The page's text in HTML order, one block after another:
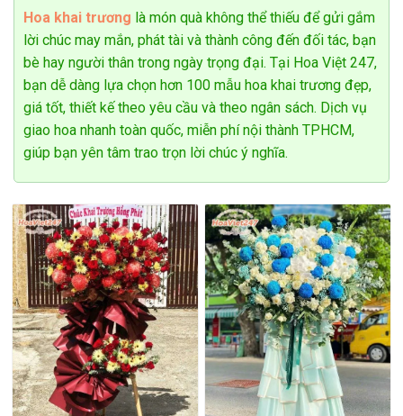
Bó hoa hướng dương tốt nghiệp
Tham khảo:Top 100 Mẫu hoa chia buồn, hoa đám tang
sang trọng nhất 2025
Hoa khai trương là món quà không thể thiếu để gửi gắm
lời chúc may mắn, phát tài và thành công đến đối tác, bạn
bè hay người thân trong ngày trọng đại. Tại Hoa Việt 247,
bạn dễ dàng lựa chọn hơn 100 mẫu hoa khai trương đẹp,
giá tốt, thiết kế theo yêu cầu và theo ngân sách. Dịch vụ
giao hoa nhanh toàn quốc, miễn phí nội thành TPHCM,
giúp bạn yên tâm trao trọn lời chúc ý nghĩa.